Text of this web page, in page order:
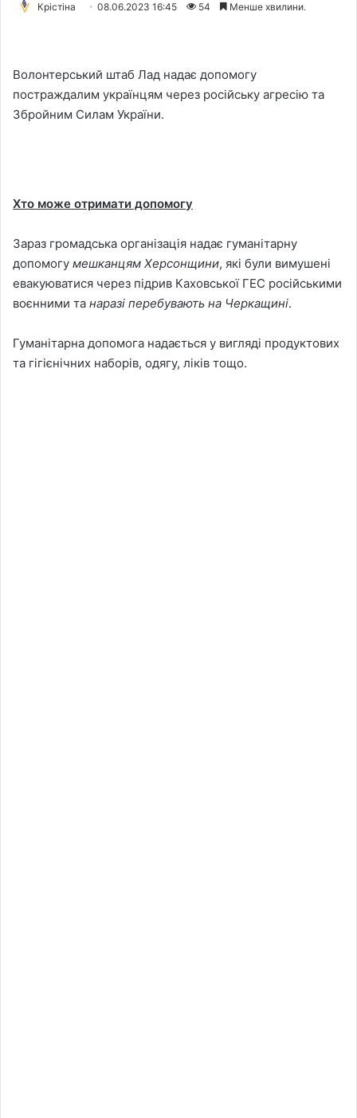
Крістіна 08.06.2023 16:45 54 Менше хвилини.
Волонтерський штаб Лад надає допомогу
постраждалим українцям через російську агресію та
Збройним Силам України.
Хто може отримати допомогу
Зараз громадська організація надає гуманітарну
допомогу мешканцям Херсонщини, які були вимушені
евакуюватися через підрив Каховської ГЕС російськими
воєнними та наразі перебувають на Черкащині.
Гуманітарна допомога надається у вигляді продуктових
та гігієнічних наборів, одягу, ліків тощо.